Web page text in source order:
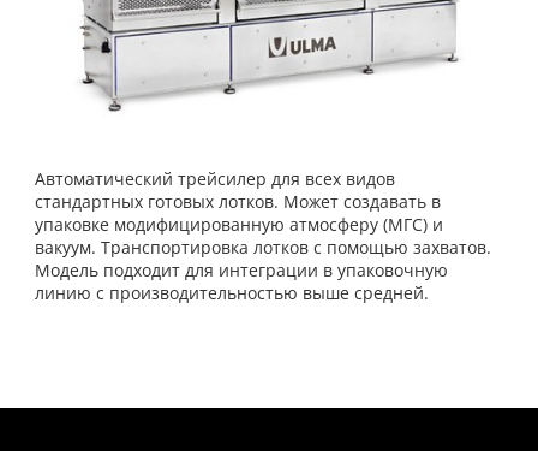
Автоматический трейсилер для всех видов
стандартных готовых лотков. Может создавать в
упаковке модифицированную атмосферу (МГС) и
вакуум. Транспортировка лотков с помощью захватов.
Модель подходит для интеграции в упаковочную
линию с производительностью выше средней.